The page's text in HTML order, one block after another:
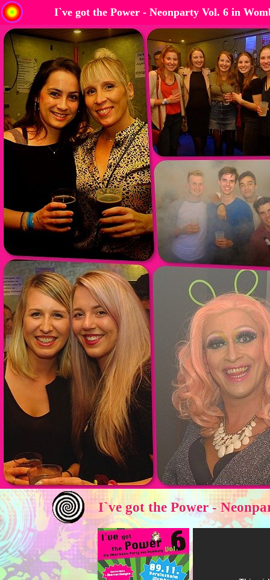
I`ve got the Power - Neonparty Vol. 6 in
I`ve got the Power -